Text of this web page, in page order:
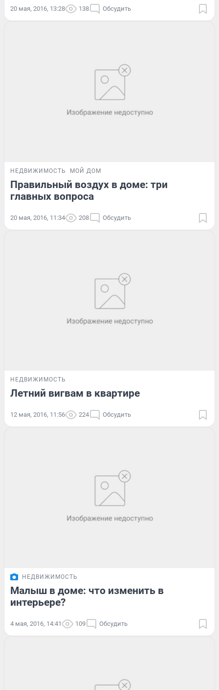
20 мая, 2016, 13:28 138 Обсудить
НЕДВИЖИМОСТЬ МОЙ ДОМ
Правильный воздух в доме: три
главных вопроса
20 мая, 2016, 11:34 208 Обсудить
НЕДВИЖИМОСТЬ
Летний вигвам в квартире
12 мая, 2016, 11:56 224 Обсудить
НЕДВИЖИМОСТЬ
Малыш в доме: что изменить в
интерьере?
4 мая, 2016, 14:41 109 Обсудить